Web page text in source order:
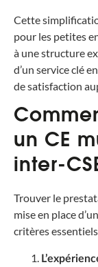
Cette
pour les petites
à une structure
d’un service clé
de satisfaction
un CE
inter-
Trouver le
mise en place
critères